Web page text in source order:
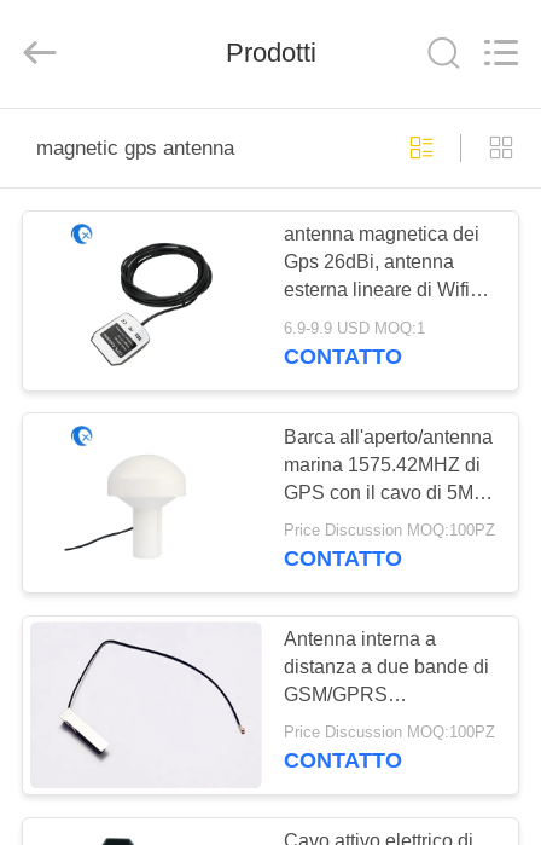
PRODOTTI
GIRO
DELLA
FABBRICA
CONTROLLO
DI
QUALITÀ
CONTATTICI
Electronics
Prodotti
magnetic gps antenna
antenna magnetica dei
Gps 26dBi, antenna
esterna lineare di Wifi
Connettore di SMA
6.9-9.9 USD MOQ:1
CONTATTO
Barca all'aperto/antenna
marina 1575.42MHZ di
GPS con il cavo di 5M
RG 58
Price Discussion MOQ:100PZ
CONTATTO
Antenna interna a
distanza a due bande di
GSM/GPRS
dell'antenna di GPS per
la compressa di Android
Price Discussion MOQ:100PZ
CONTATTO
Cavo attivo elettrico di